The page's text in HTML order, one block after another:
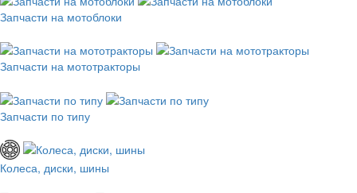
Запчасти на мотоблоки
Запчасти на мототракторы
Запчасти по типу
Колеса, диски, шины